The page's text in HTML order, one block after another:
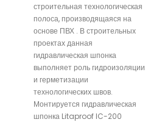
строительная технологическая
полоса, производящаяся на
основе ПВХ . В строительных
проектах данная
гидравлическая шпонка
выполняет роль гидроизоляции
и герметизации
технологических швов.
Монтируется гидравлическая
шпонка Litaproof IC-200